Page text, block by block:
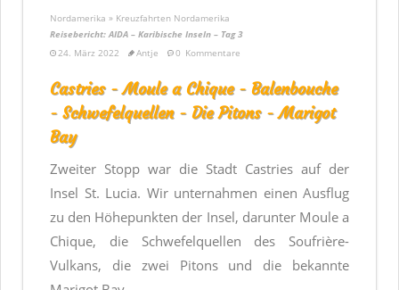
Nordamerika » Kreuzfahrten Nordamerika
Reisebericht: AIDA – Karibische Inseln – Tag 3
24. März 2022
Antje 0 Kommentare
Castries - Moule a Chique - Balenbouche
- Schwefelquellen - Die Pitons - Marigot
Bay
Zweiter Stopp war die Stadt Castries auf der
Insel St. Lucia. Wir unternahmen einen Ausflug
zu den Höhepunkten der Insel, darunter Moule a
Chique, die Schwefelquellen des Soufrière-
Vulkans, die zwei Pitons und die bekannte